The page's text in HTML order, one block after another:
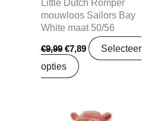
Little Dutch Romper
mouwloos Sailors Bay
White maat 50/56
€9,99 €7,89
Selecteer
opties
prijs
prijs